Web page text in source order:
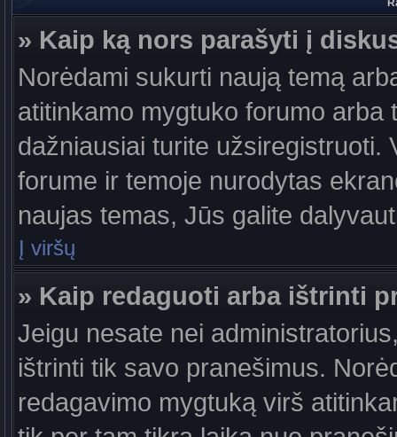
» Kaip ką nors parašyti į
Norėdami sukurti naują temą
atitinkamo mygtuko forumo
dažniausiai turite užsiregistruoti.
forume ir temoje nurodytas
naujas temas, Jūs galite
Į viršų
» Kaip redaguoti arba ištrinti
Jeigu nesate nei
ištrinti tik savo pranešimus.
redagavimo mygtuką virš